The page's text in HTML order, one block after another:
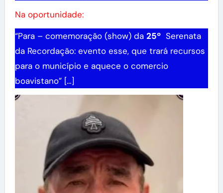
Na oportunidade:
“Para – comemoração (show) da 25ºSerenata
da Recordação: evento esse, que trará recursos
para o município e aquece o comercio
boavistano” […]